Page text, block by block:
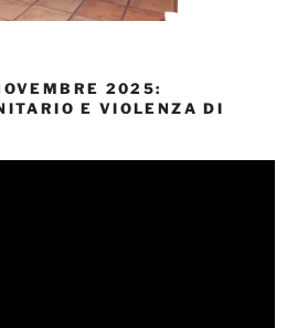
2025:
E VIOLENZA DI